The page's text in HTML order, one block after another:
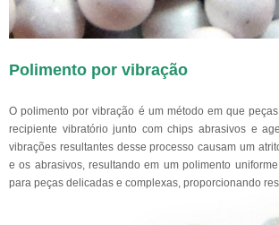
Polimento por vibração
O polimento por vibração é um método em que
recipiente vibratório junto com chips abrasivos e
vibrações resultantes desse processo causam um
e os abrasivos, resultando em um polimento
para peças delicadas e complexas, proporcionando